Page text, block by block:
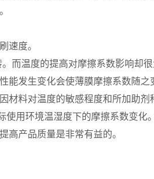
速度。
而温度的提高对摩擦系数影响却
能发生变化会使薄膜摩擦系数随之
材料对温度的敏感程度和所加助剂
用环境温湿度下的摩擦系数变化
产品质量是非常有益的。